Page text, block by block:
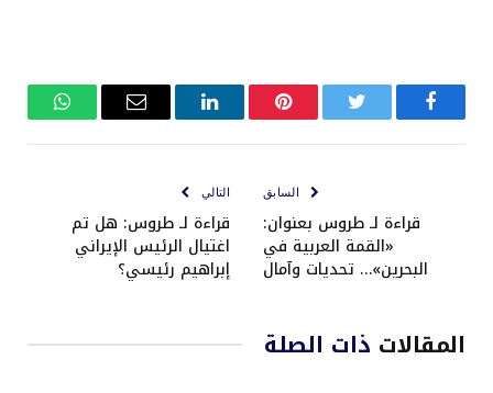
فيسبوك تويتر بينتيريستلينكدإن
البريد
واتساب
السابق
قراءة لـ طروس بعنوان:
«القمة العربية في
البحرين»… تحديات وآمال
التالي
قراءة لـ طروس: هل تم
اغتيال الرئيس الإيراني
إبراهيم رئيسي؟
المقالات ذات الصلة